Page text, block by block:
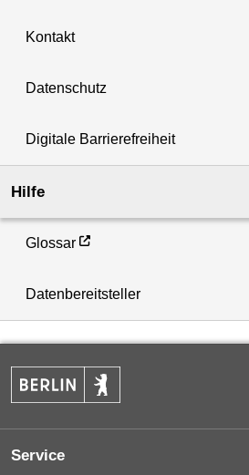
Kontakt
Datenschutz
Digitale Barrierefreiheit
Hilfe
Glossar
Datenbereitsteller
Service